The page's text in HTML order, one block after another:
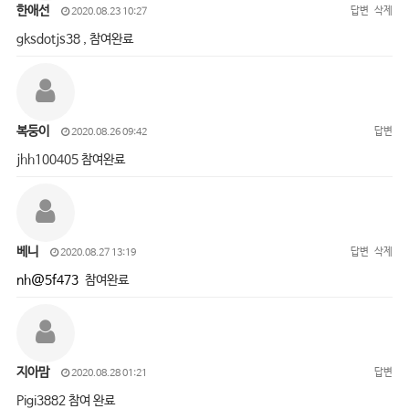
한애선 2020.08.23 10:27 답변 삭제
gksdotjs38 , 참여완료
복둥이 2020.08.26 09:42 답변
jhh100405 참여완료
베니 2020.08.27 13:19 답변 삭제
nh@5f473참여완료
지아맘 2020.08.28 01:21 답변
Pigi3882 참여 완료